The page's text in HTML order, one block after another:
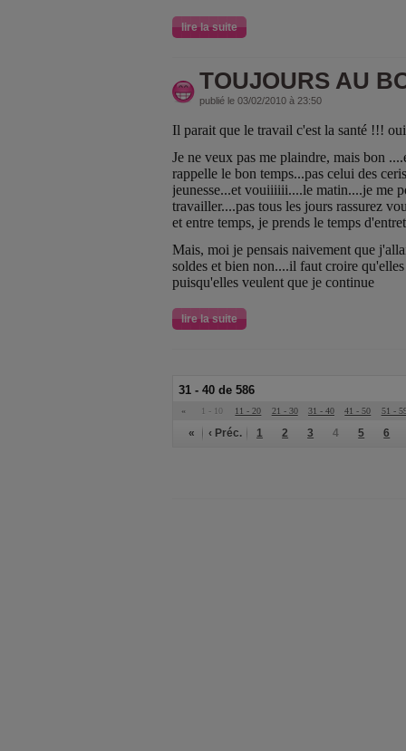
lire la suite
TOUJOURS AU
publié le 03/02/2010 à 23:50
Il parait que le travail c'est la santé !!!
Je ne veux pas me plaindre, mais bon
rappelle le bon temps...pas celui des
jeunesse...et vouiiiiii....le matin....je me
travailler....pas tous les jours rassurez
et entre temps, je prends le temps
Mais, moi je pensais naivement que
soldes et bien non....il faut croire
puisqu'elles veulent que je continue
lire la suite
31 - 40 de 586
« 1 - 10 11 - 20 21 - 30 31 - 40 41 - 50 51 -
« ‹ Préc. 1 2 3 4 5 6